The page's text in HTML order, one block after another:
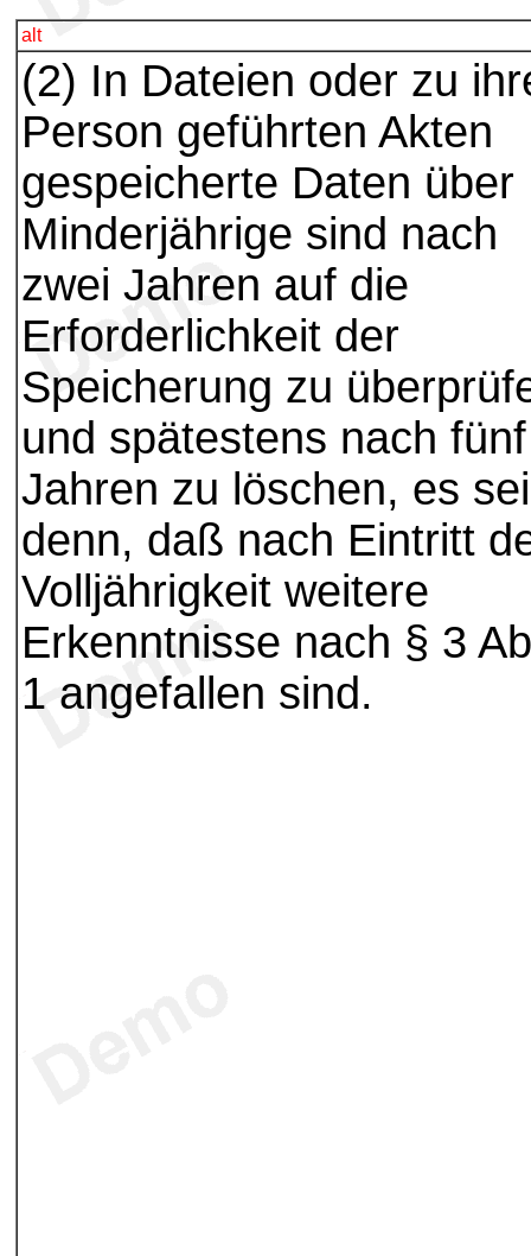
alt
(2) In Dateien oder zu
Person geführten Akten
gespeicherte Daten über
Minderjährige sind nach
zwei Jahren auf die
Erforderlichkeit der
Speicherung zu
und spätestens nach fünf
Jahren zu löschen, es sei
denn, daß nach Eintritt
Volljährigkeit weitere
Erkenntnisse nach § 3
1 angefallen sind.